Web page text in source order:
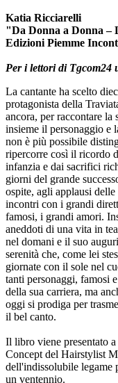
Katia Ricciarelli
"Da Donna a Donna –
Edizioni Piemme
Per i lettori di Tgcom24
La cantante ha scelto
protagonista della
ancora, per raccontare la
insieme il personaggio e
non è più possibile
ripercorre così il ricordo
infanzia e dai sacrifici
giorni del grande
ospite, agli applausi
incontri con i grandi
famosi, i grandi amori.
aneddoti di una vita in
nel domani e il suo
serenità che, come lei
giornate con il sole nel
tanti personaggi, famosi
della sua carriera, ma
oggi si prodiga per
il bel canto.
Il libro viene presentato
Concept del Hairstylist
dell'indissolubile legame
un ventennio.